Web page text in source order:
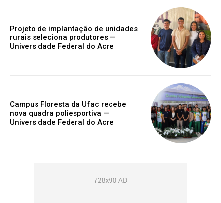
Projeto de implantação de unidades
rurais seleciona produtores —
Universidade Federal do Acre
Campus Floresta da Ufac recebe
nova quadra poliesportiva —
Universidade Federal do Acre